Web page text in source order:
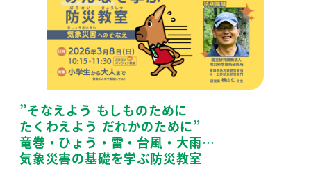
”そなえよう もしものために
たくわえよう だれかのために”
竜巻・ひょう・雷・台風・大雨…
気象災害の基礎を学ぶ防災教室